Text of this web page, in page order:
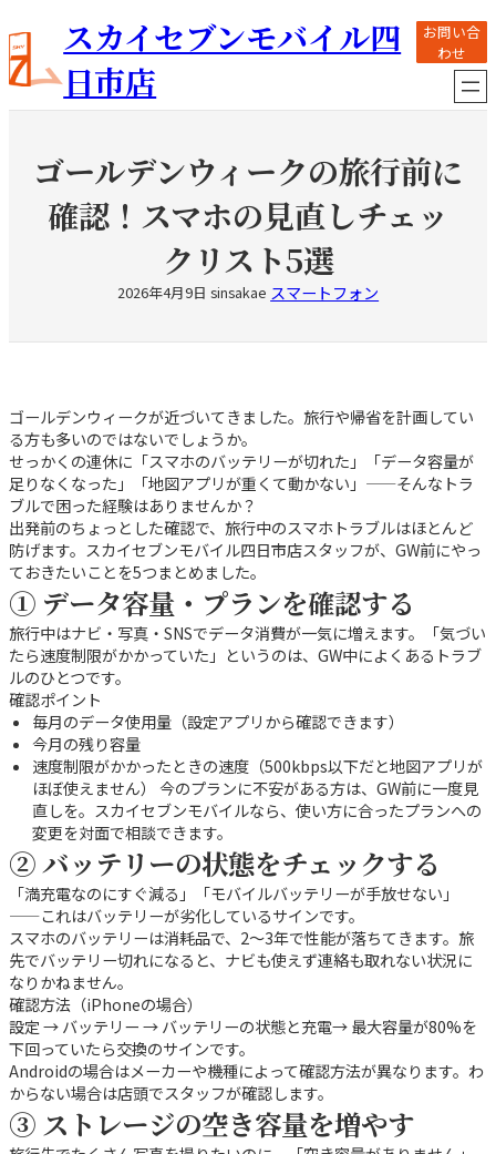
容
を
ス
キ
スカイセブンモバイル四
日市店
お問い合
わせ
ゴールデンウィークの旅行前に
確認！スマホの見直しチェッ
クリスト5選
2026年4月9日 sinsakae スマートフォン
ゴールデンウィークが近づいてきました。旅行や帰省を計画してい
る方も多いのではないでしょうか。
せっかくの連休に「スマホのバッテリーが切れた」「データ容量が
足りなくなった」「地図アプリが重くて動かない」——そんなトラ
ブルで困った経験はありませんか？
出発前のちょっとした確認で、旅行中のスマホトラブルはほとんど
防げます。スカイセブンモバイル四日市店スタッフが、GW前にやっ
ておきたいことを5つまとめました。
① データ容量・プランを確認する
旅行中はナビ・写真・SNSでデータ消費が一気に増えます。「気づい
たら速度制限がかかっていた」というのは、GW中によくあるトラブ
ルのひとつです。
確認ポイント
毎月のデータ使用量（設定アプリから確認できます）
今月の残り容量
速度制限がかかったときの速度（500kbps以下だと地図アプリが
ほぼ使えません） 今のプランに不安がある方は、GW前に一度見
直しを。スカイセブンモバイルなら、使い方に合ったプランへの
変更を対面で相談できます。
② バッテリーの状態をチェックする
「満充電なのにすぐ減る」「モバイルバッテリーが手放せない」
——これはバッテリーが劣化しているサインです。
スマホのバッテリーは消耗品で、2〜3年で性能が落ちてきます。旅
先でバッテリー切れになると、ナビも使えず連絡も取れない状況に
なりかねません。
確認方法（iPhoneの場合）
設定 → バッテリー → バッテリーの状態と充電→ 最大容量が80%を
下回っていたら交換のサインです。
Androidの場合はメーカーや機種によって確認方法が異なります。わ
からない場合は店頭でスタッフが確認します。
③ ストレージの空き容量を増やす